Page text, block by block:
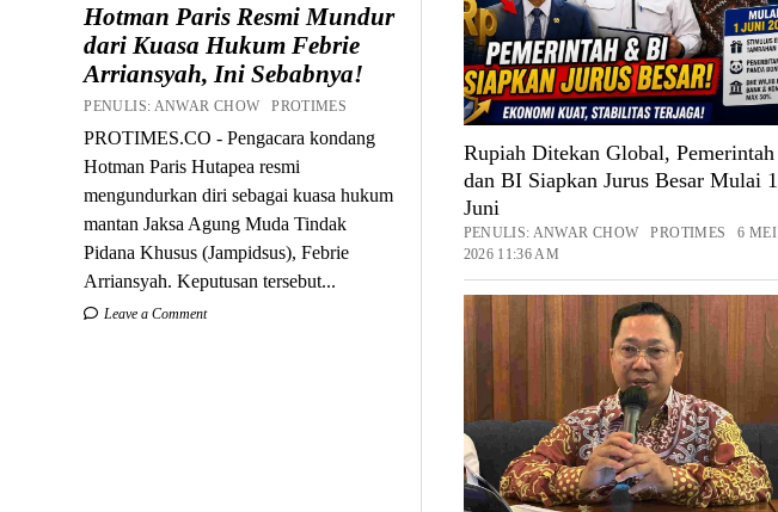
Hotman Paris Resmi Mundur
dari Kuasa Hukum Febrie
Arriansyah, Ini Sebabnya!
PENULIS: ANWAR CHOW PROTIMES
PROTIMES.CO - Pengacara kondang
Hotman Paris Hutapea resmi
mengundurkan diri sebagai kuasa hukum
mantan Jaksa Agung Muda Tindak
Pidana Khusus (Jampidsus), Febrie
Arriansyah. Keputusan tersebut...
Leave a Comment
Rupiah Ditekan Global, Pemerintah
dan BI Siapkan Jurus Besar Mulai 1
Juni
PENULIS: ANWAR CHOW PROTIMES 6 MEI
2026 11:36 AM